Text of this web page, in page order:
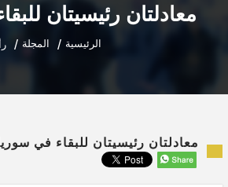
معادلتان رئيسيتان
الرئيسية المجلة
معادلتان رئيسيتان للبقاء في